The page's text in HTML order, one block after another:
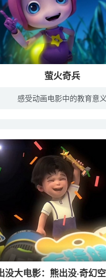
萤火奇兵
感受动画电影中的教育意义
没大电影：熊出没·奇幻